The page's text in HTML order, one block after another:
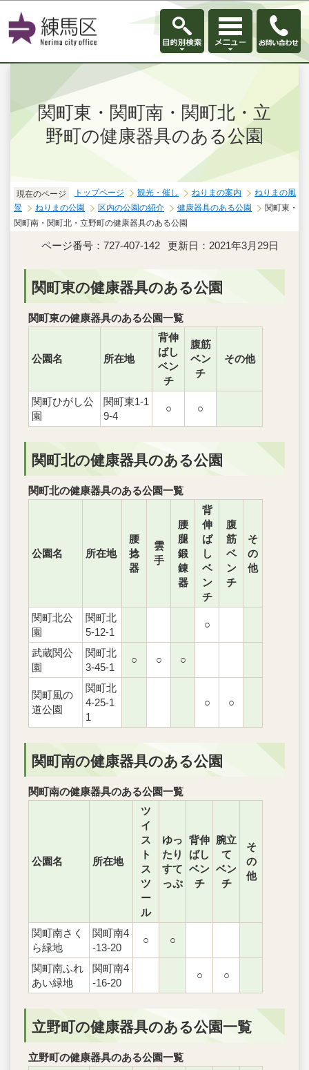
このページの本文へ移動
関町東・関町南・関町北・立
野町の健康器具のある公園
現在のページ トップページ 観光・催し ねりまの案内
ねりまの風
景
ねりまの公園 区内の公園の紹介 健康器具のある公園
関町東・
関町南・関町北・立野町の健康器具のある公園
ページ番号：727-407-142 更新日：2021年3月29日
関町東の健康器具のある公園
関町東の健康器具のある公園一覧
公園名 所在地
背伸
ばし
ベン
チ
腹筋
ベン
チ
その他
関町ひがし公
園
関町東1-1
9-4
○ ○
関町北の健康器具のある公園
関町北の健康器具のある公園一覧
公園名 所在地
腰
捻
器
雲
手
腰
腿
鍛
錬
器
背
伸
ば
し
ベ
ン
チ
腹
筋
ベ
ン
チ
そ
の
他
関町北公
園
関町北
5-12-1
○
武蔵関公
園
関町北
3-45-1
○ ○ ○
関町風の
道公園
関町北
4-25-1
1
○ ○
関町南の健康器具のある公園
関町南の健康器具のある公園一覧
公園名 所在地
ツ
イ
ス
ト
ス
ツ
ー
ル
ゆっ
たり
すて
っぷ
背伸
ばし
ベン
チ
腕立
て
ベン
チ
そ
の
他
関町南さく
ら緑地
関町南4
-13-20
○ ○
関町南ふれ
あい緑地
関町南4
-16-20
○ ○
立野町の健康器具のある公園一覧
立野町の健康器具のある公園一覧